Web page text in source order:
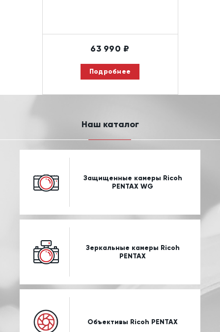
63 990 ₽
Подробнее
Наш каталог
Защищенные камеры Ricoh
PENTAX WG
Зеркальные камеры Ricoh
PENTAX
Объективы Ricoh PENTAX